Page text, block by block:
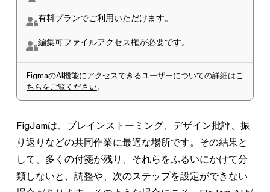
有料プランでご利用いただけます。
編集可ファイルアクセス権が必要です。
FigmaのAI機能にアクセスできるユーザーについての詳細はこ
ちらをご覧ください。
FigJamは、ブレインストーミング、デザイン批評、振
り返りなどの共同作業に最適な場所です。その結果と
して、多くの付箋が残り、それらをふるいにかけて分
類しないと、調整や、次のステップを設定ができない